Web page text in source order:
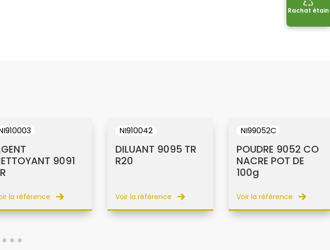
9091
la référence
NI910042
DILUANT 9095 TR
R20
Voir la référence
NI99052C
POUDRE 9052 CO
NACRE POT DE
100g
Voir la référence
Rachat étain